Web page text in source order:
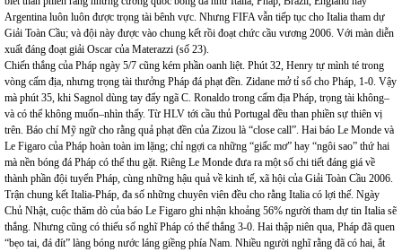
Argentina luôn luôn được trọng tài bênh vực. Nhưng FIFA vẫn tiếp tục cho Italia tham dự
Giải Toàn Cầu; và đội này được vào chung kết rồi đoạt chức cầu vương 2006. Với màn diễn
xuất đáng đoạt giải Oscar của Materazzi (số 23).
Chiến thắng của Pháp ngày 5/7 cũng kém phần oanh liệt. Phút 32, Henry tự mình té trong
vòng cấm địa, nhưng trọng tài thưởng Pháp đá phạt đền. Zidane mở tỉ số cho Pháp, 1-0. Vậy
mà phút 35, khi Sagnol dùng tay đẩy ngã C. Ronaldo trong cấm địa Pháp, trọng tài không–
và có thể không muốn–nhìn thấy. Từ HLV tới cầu thủ Portugal đều than phiền sự thiên vị
trên. Báo chí Mỹ ngữ cho rằng quả phạt đền của Zizou là “close call”. Hai báo Le Monde và
Le Figaro của Pháp hoàn toàn im lặng; chỉ ngợi ca những “giấc mơ” hay “ngôi sao” thứ hai
mà nền bóng đá Pháp có thể thu gặt. Riêng Le Monde đưa ra một số chi tiết đáng giá về
thành phần đội tuyển Pháp, cùng những hậu quả về kinh tế, xã hội của Giải Toàn Cầu 2006.
Trận chung kết Italia-Pháp, đa số những chuyên viên đều cho rằng Italia có lợi thế. Ngày
Chủ Nhật, cuộc thăm dò của báo Le Figaro ghi nhận khoảng 56% người tham dự tin Italia sẽ
thắng. Nhưng cũng có thiểu số nghĩ Pháp có thể thắng 3-0. Hai thập niên qua, Pháp đã quen
“bẹo tai, đá đít” làng bóng nước láng giềng phía Nam. Nhiều người nghĩ rằng đã có hai, ắt